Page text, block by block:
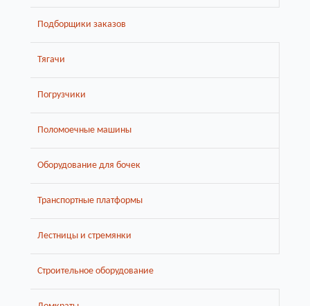
Подборщики заказов
Тягачи
Погрузчики
Поломоечные машины
Оборудование для бочек
Транспортные платформы
Лестницы и стремянки
Строительное оборудование